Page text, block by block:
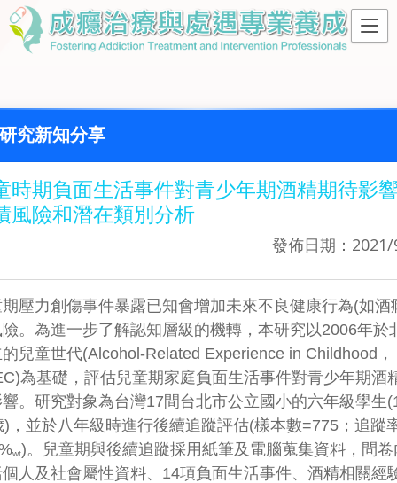
究新知分享
時期負面生活事件對青少年期酒精期待影
風險和潛在類別分析
發佈日期：
壓力創傷事件暴露已知會增加未來不良健康行為(如酒
。為進一步了解認知層級的機轉，本研究以2006年於
兒童世代(Alcohol-Related Experience in Childhood，
為基礎，評估兒童期家庭負面生活事件對青少年期酒
。研究對象為台灣17間台北市公立國小的六年級學生
)，並於八年級時進行後續追蹤評估(樣本數=775；追蹤
wt)。兒童期與後續追蹤採用紙筆及電腦蒐集資料，問卷
人及社會屬性資料、14項負面生活事件、酒精相關經